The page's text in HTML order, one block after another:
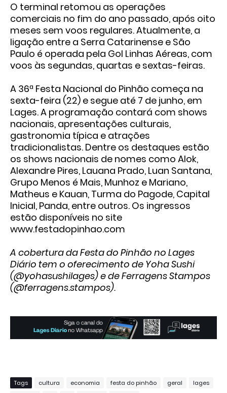
O terminal retomou as operações
comerciais no fim do ano passado, após oito
meses sem voos regulares. Atualmente, a
ligação entre a Serra Catarinense e São
Paulo é operada pela Gol Linhas Aéreas, com
voos às segundas, quartas e sextas-feiras.
A 36ª Festa Nacional do Pinhão começa na
sexta-feira (22) e segue até 7 de junho, em
Lages. A programação contará com shows
nacionais, apresentações culturais,
gastronomia típica e atrações
tradicionalistas. Dentre os destaques estão
os shows nacionais de nomes como Alok,
Alexandre Pires, Lauana Prado, Luan Santana,
Grupo Menos é Mais, Munhoz e Mariano,
Matheus e Kauan, Turma do Pagode, Capital
Inicial, Panda, entre outros. Os ingressos
estão disponíveis no site
www.festadopinhao.com
A cobertura da Festa do Pinhão no Lages
Diário tem o oferecimento de Yoha Sushi
(@yohasushilages) e de Ferragens Stampos
(@ferragens.stampos).
Tags cultura economia festa do pinhão geral
lages